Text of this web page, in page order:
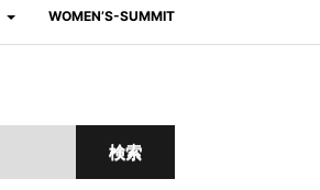
WOMEN’S-SUMMIT